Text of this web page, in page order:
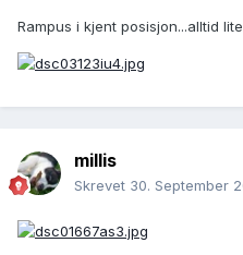
Rampus i kjent posisjon...alltid
millis
Skrevet 30. September